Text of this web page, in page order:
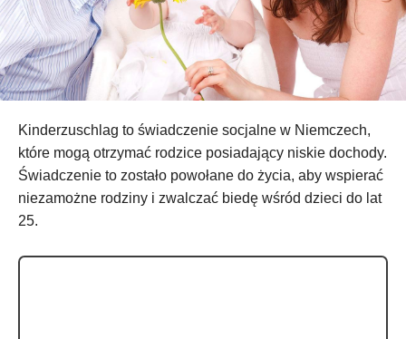
Kinderzuschlag to świadczenie socjalne w Niemczech,
które mogą otrzymać rodzice posiadający niskie dochody.
Świadczenie to zostało powołane do życia, aby wspierać
niezamożne rodziny i zwalczać biedę wśród dzieci do lat
25.